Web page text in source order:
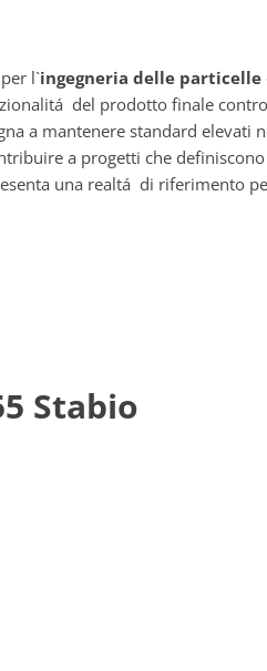
l`ingegneria delle particelle
del prodotto finale
a mantenere standard elevati
a progetti che
una realtá di riferimento
Stabio